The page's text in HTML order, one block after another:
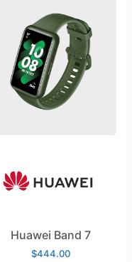
Huawei Band 7
$444.00